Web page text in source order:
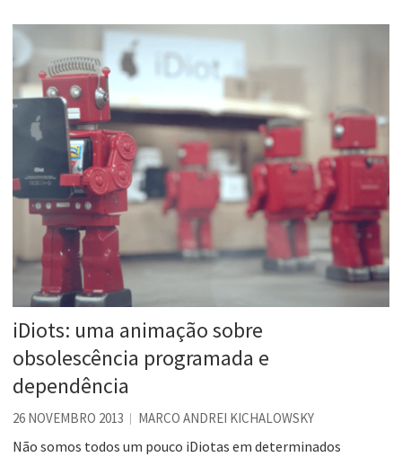
Esse tal de Rock Gaúcho
Os causos de Jorge Luis Borges
Voto obrigatório é correto?
Se queres salvar o mundo, o veganismo não é a resposta
iDiots: uma animação sobre
obsolescência programada e
dependência
26 NOVEMBRO 2013 MARCO ANDREI KICHALOWSKY
Não somos todos um pouco iDiotas em determinados